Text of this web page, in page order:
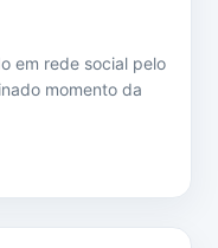
em rede social pelo
momento da